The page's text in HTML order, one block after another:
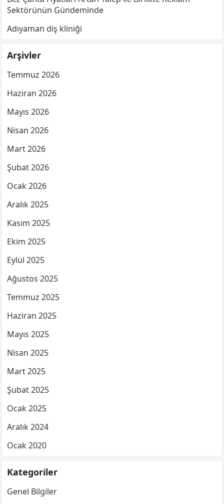
Sektörünün Gündeminde
Adıyaman diş kliniği
Arşivler
Temmuz 2026
Haziran 2026
Mayıs 2026
Nisan 2026
Mart 2026
Şubat 2026
Ocak 2026
Aralık 2025
Kasım 2025
Ekim 2025
Eylül 2025
Ağustos 2025
Temmuz 2025
Haziran 2025
Mayıs 2025
Nisan 2025
Mart 2025
Şubat 2025
Ocak 2025
Aralık 2024
Ocak 2020
Kategoriler
Genel Bilgiler